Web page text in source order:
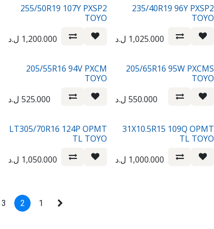
235/40R19 96Y PXSP2
TOYO
1,025.000 ل.د
255/50R19 107Y PXSP2
TOYO
1,200.000 ل.د
205/65R16 95W PXCMS
TOYO
550.000 ل.د
205/55R16 94V PXCM
TOYO
525.000 ل.د
31X10.5R15 109Q OPMT
TL TOYO
1,000.000 ل.د
LT305/70R16 124P OPMT
TL TOYO
1,050.000 ل.د
1
2
3